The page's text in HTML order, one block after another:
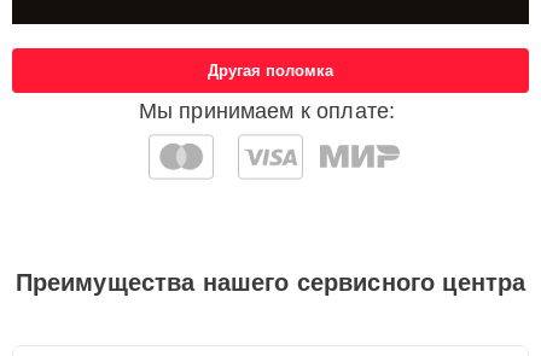
Мы принимаем к оплате:
Другая поломка
Преимущества нашего сервисного центра